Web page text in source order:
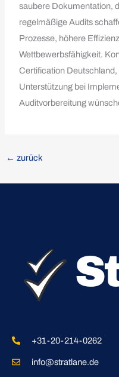
saubere Dokumentation,
regelmäßige Audits
Prozesse, höhere
Wettbewerbsfähigkeit.
Certification
Unterstützung bei
Auditvorbereitung
← zurück
+31-20-214-0262
info@stratlane.de